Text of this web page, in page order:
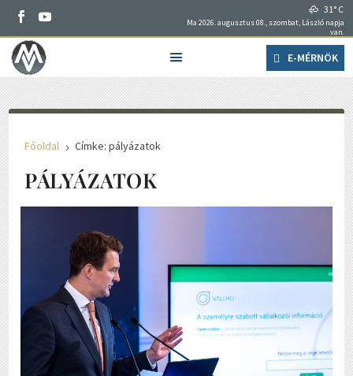
31° C
Ma 2026. augusztus 08., szombat, László napja
van.
E-MÉRNÖK
Főoldal 5 Címke: pályázatok
PÁLYÁZATOK